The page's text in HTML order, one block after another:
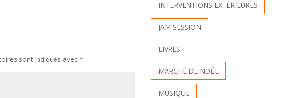
sont indiqués avec *
INTERVENTIONS EXTÉRIEURES
JAM SESSION
LIVRES
MARCHÉ DE NOËL
MUSIQUE